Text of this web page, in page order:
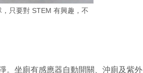
只要對 STEM 有興趣，不
。坐廁有感應器自動開關、沖廁及紫外